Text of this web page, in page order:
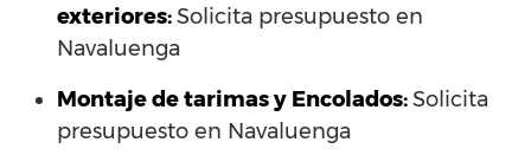
exteriores:Solicita presupuesto en
Navaluenga
Montaje de tarimas y Encolados:Solicita
presupuesto en Navaluenga